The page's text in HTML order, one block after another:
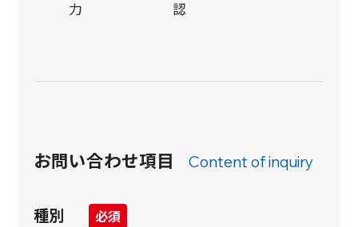
力
認
お問い合わせ項目 Content of inquiry
種別